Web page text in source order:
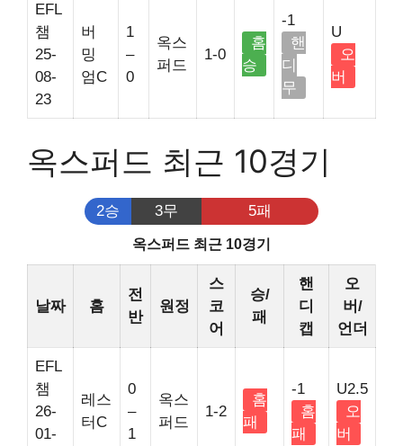
EFL
챔
25-
08-
23
버
밍
엄C
1
–
0
옥스
퍼드
1-0
홈
승
-1
핸
디
무
U
오
버
옥스퍼드 최근 10경기
2승 3무 5패
옥스퍼드 최근 10경기
날짜 홈
전
반
원정
스
코
어
승/
패
핸
디
캡
오
버/
언더
EFL
챔
26-
01-
레스
터C
0
–
1
옥스
퍼드
1-2
홈
패
-1
홈
패
U2.5
오
버